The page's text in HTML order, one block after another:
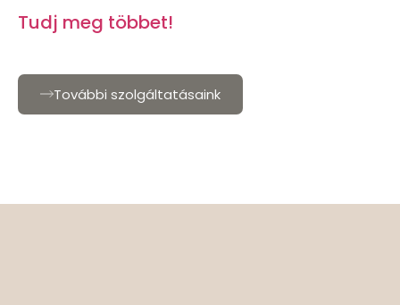
Tudj meg többet!
További szolgáltatásaink